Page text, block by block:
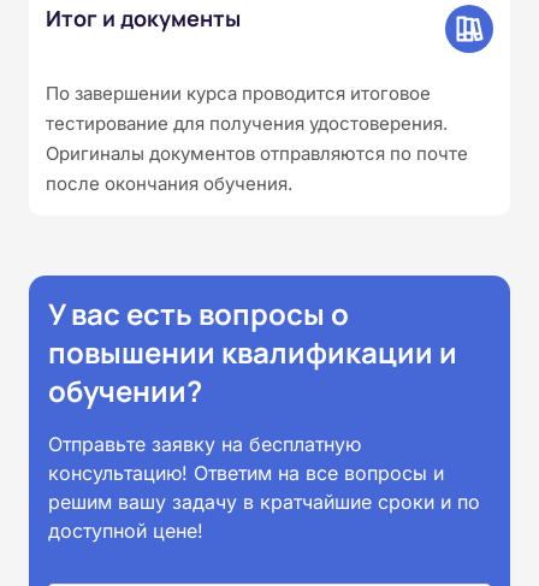
Итог и документы
По завершении курса проводится итоговое
тестирование для получения удостоверения.
Оригиналы документов отправляются по почте
после окончания обучения.
У вас есть вопросы о
повышении квалификации и
обучении?
Отправьте заявку на бесплатную
консультацию! Ответим на все вопросы и
решим вашу задачу в кратчайшие сроки и по
доступной цене!